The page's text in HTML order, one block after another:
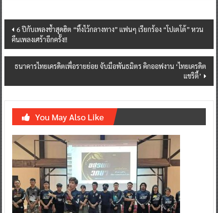
Post
navigation
6 ปีกับเพลงช้ำสุดฮิต “ทิ้งไว้กลางทาง” แฟนๆ เรียกร้อง “โปเตโต้” หวน
คืนเพลงเศร้าอีกครั้ง!!
ธนาคารไทยเครดิตเพื่อรายย่อย จับมือพันธมิตร คิกออฟงาน ‘ไทยเครดิต
แชริตี้’
You May Also Like